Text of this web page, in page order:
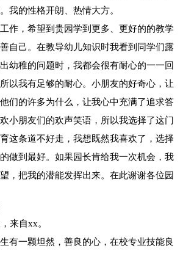
我的性格开朗、热情大方。
作，希望到贵园学到更多、更好的的教学
自己。在教导幼儿知识时我看到同学们露
幼稚的问题时，我都会很有耐心的一一回
以我有足够的耐心。小朋友的好奇心，让
们的许多为什么，让我心中充满了追求答
小朋友们的欢声笑语，所以我选择了这门
这条道不好走，我想既然我喜欢了，选择
做到最好。如果园长肯给我一次机会，我
，把我的潜能发挥出来。在此谢谢各位园
来自xx。
有一颗坦然，善良的心，在校专业技能良